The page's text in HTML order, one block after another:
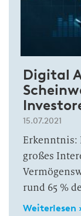
Digital
15.07.2021
Erkenntnis:
großes
rund 65 %
Weiterlesen